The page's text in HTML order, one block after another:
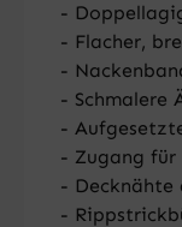
-
- Flacher,
-
- Schmalere
-
- Zugang für
- Decknähte
-